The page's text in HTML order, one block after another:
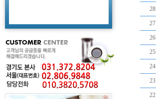
28
27
26
25
24
23
22